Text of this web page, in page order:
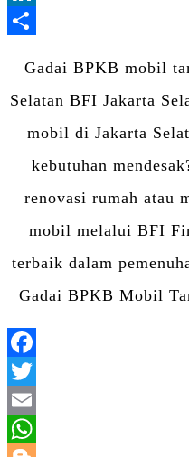
Gadai BPKB mobil
Selatan BFI Jakarta
mobil di Jakarta
kebutuhan
renovasi rumah atau
mobil melalui BFI
terbaik dalam
Gadai BPKB Mobil